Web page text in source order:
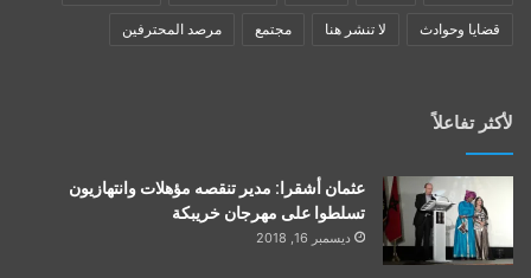
قضايا وحوادث لا تنشر هنا مجتمع مرصد المحترفين
لأكثر تفاعلاً
عثمان أشقرا: مدير تنقصه مؤهلات وانتهازيون
تسلطوا على مهرجان خريبكة
ديسمبر 16, 2018